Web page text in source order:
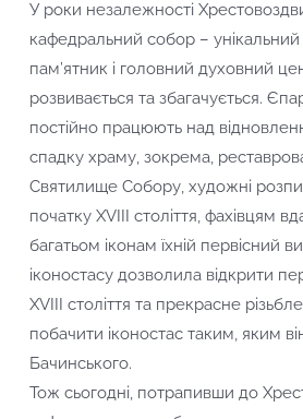
У роки незалежності
кафедральний собор – унікальний
пам’ятник і головний духовний
розвивається та збагачується.
постійно працюють над
спадку храму, зокрема,
Святилище Собору, художні
початку XVІІІ століття, фахівцям
багатьом іконам їхній первісний
іконостасу дозволила відкрити
XVІІІ століття та прекрасне
побачити іконостас таким, яким
Бачинського.
Тож сьогодні, потрапивши до